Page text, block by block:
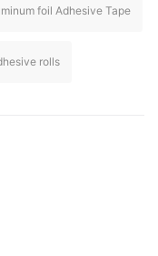
foil Adhesive Tape
rolls